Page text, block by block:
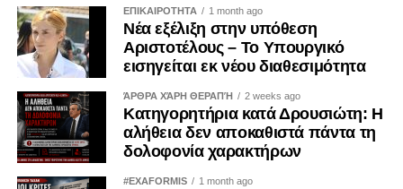
δεν εξαντλείται στις επετειακές ομιλίες, ούτε στις
αναρτήσεις στα μέσα κοινωνικής δικτύωσης.
Αποδεικνύεται καθημερινά μέσα από τις προσωπικές μας
επιλογές. Δεν μπορεί κανείς να καταδικάζει την κατοχή και
ταυτόχρονα να χρηματοδοτεί, έστω και έμμεσα, τις
οικονομικές δομές που τη συντηρούν.
Η Κύπρος εξακολουθεί να ζει τις συνέπειες της εισβολής
του 1974. Οι πρόσφυγες παραμένουν μακριά από τις
ΕΠΙΚΑΙΡΟΤΗΤΑ 1 month ago
Νέα εξέλιξη στην υπόθεση
Αριστοτέλους – Το Υπουργικό
εισηγείται εκ νέου διαθεσιμότητα
ΆΡΘΡΑ ΧΆΡΗ ΘΕΡΑΠΉ 2 weeks ago
Κατηγορητήρια κατά Δρουσιώτη: Η
αλήθεια δεν αποκαθιστά πάντα τη
δολοφονία χαρακτήρων
#EXAFORMIS 1 month ago